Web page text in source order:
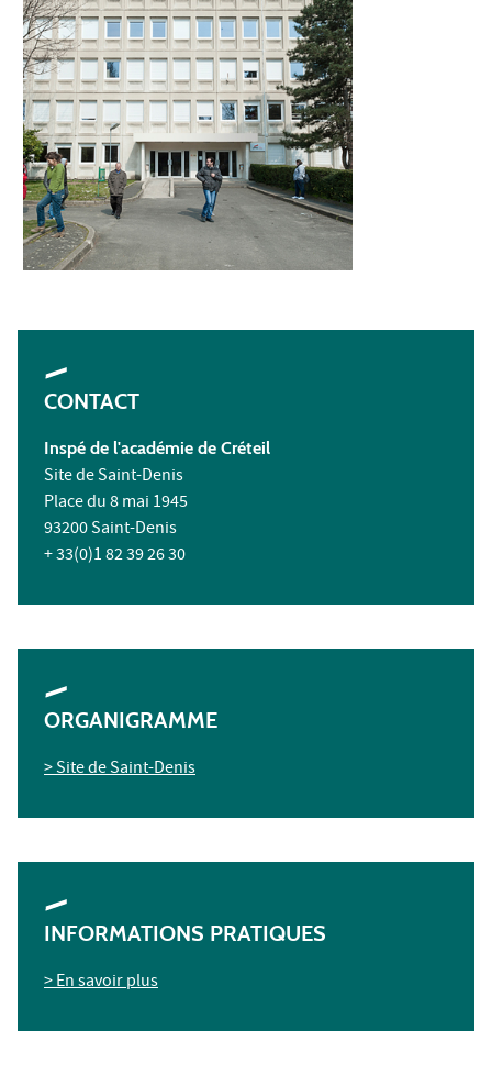
CONTACT
Inspé de l'académie de Créteil
Site de Saint-Denis
Place du 8 mai 1945
93200 Saint-Denis
+ 33(0)1 82 39 26 30
ORGANIGRAMME
> Site de Saint-Denis
INFORMATIONS PRATIQUES
> En savoir plus